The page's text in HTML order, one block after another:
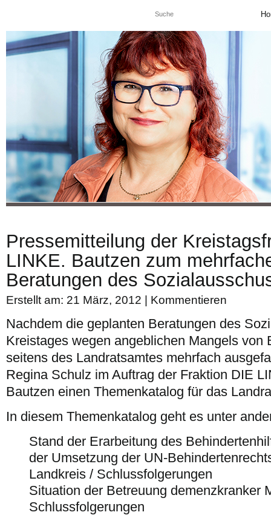
Pressemitteilung der
LINKE. Bautzen zum
Beratungen des
Erstellt am: 21 März, 2012 | Kommentieren
Nachdem die geplanten Beratungen des
Kreistages wegen angeblichen Mangels von
seitens des Landratsamtes mehrfach
Regina Schulz im Auftrag der Fraktion DIE
Bautzen einen Themenkatalog für das
In diesem Themenkatalog geht es unter
Stand der Erarbeitung des
der Umsetzung der UN-
Landkreis / Schlussfolgerungen
Situation der Betreuung demenzkranker
Schlussfolgerungen